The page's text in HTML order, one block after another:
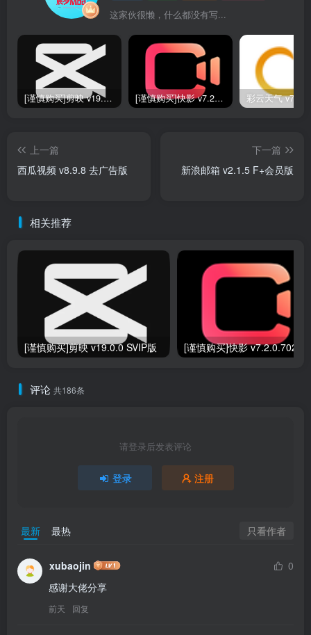
这家伙很懒，什么都没有写...
[谨慎购买]剪映 v19.0.0 SVIP版 [谨慎购买]快影 v7.2.0.702020 VIP版
上一篇
西瓜视频 v8.9.8 去广告版
下一篇
新浪邮箱 v2.1.5 F+会员版
相关推荐
[谨慎购买]剪映 v19.0.0 SVIP版
评论 共186条
请登录后发表评论
登录 注册
最新 最热 只看作者
xubaojin
0
感谢大佬分享
前天 回复